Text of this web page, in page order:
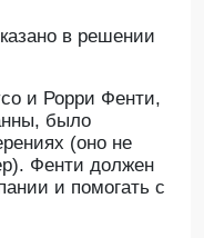
в решении
и Рорри Фенти,
было
(оно не
Фенти должен
и помогать с